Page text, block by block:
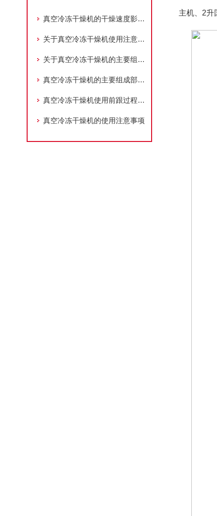
真空冷冻干燥机的干燥速度影响因素
关于真空冷冻干燥机使用注意事项
关于真空冷冻干燥机的主要组成部件功能特点介绍
真空冷冻干燥机的主要组成部件功能特点介绍
真空冷冻干燥机使用前跟过程中的注意事项
真空冷冻干燥机的使用注意事项
主机、2升